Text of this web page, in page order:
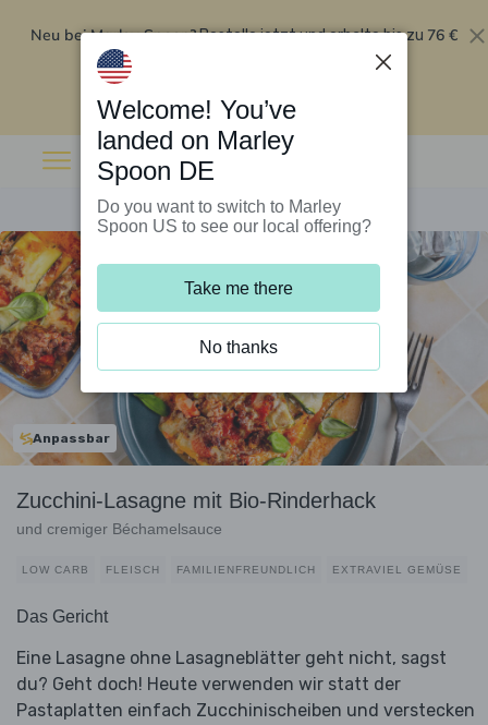
Neu bei Marley Spoon?Bestelle jetzt und erhalte bis zu 76 €
Rabatt auf deine ersten fünf Boxen
Anpassbar
Zucchini-Lasagne mit Bio-Rinderhack
und cremiger Béchamelsauce
LOW CARB FLEISCH FAMILIENFREUNDLICH EXTRAVIEL GEMÜSE
Das Gericht
Eine Lasagne ohne Lasagneblätter geht nicht, sagst
du? Geht doch! Heute verwenden wir statt der
Pastaplatten einfach Zucchinischeiben und verstecken
Welcome! You’ve
landed on Marley
Spoon DE
Do you want to switch to Marley
Spoon US to see our local offering?
Take me there
No thanks